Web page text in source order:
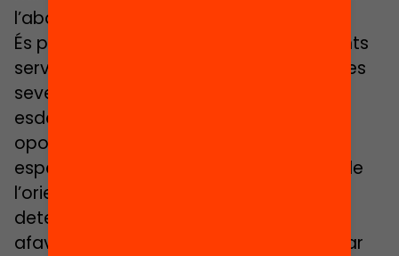
l’abandonament escolar prematur.
És per això que oferir a tots els estudiants
serveis d’orientació, consulta i guia en les
seves decisions i tries educatives pot
esdevenir determinant per a les seves
oportunitats educatives. De forma més
específica, cal destacar que el suport de
l’orientació pot ser especialment
determinant per a l’alumnat menys
afavorit, aquell que tendeix a abandonar